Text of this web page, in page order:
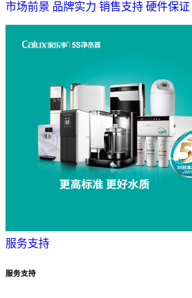
市场前景 品牌实力 销售支持 硬件保证
服务支持
服务支持